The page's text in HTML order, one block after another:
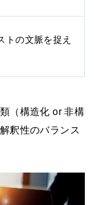
トの文脈を捉え
（構造化 or 非構
釈性のバランス